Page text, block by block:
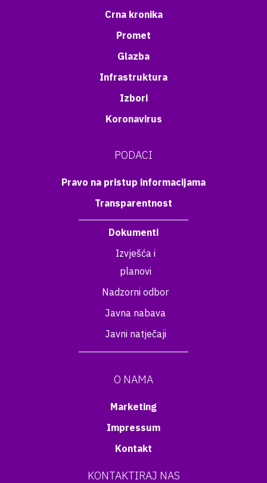
Crna kronika
Promet
Glazba
Infrastruktura
Izbori
Koronavirus
PODACI
Pravo na pristup informacijama
Transparentnost
Dokumenti
Izvješća i
planovi
Nadzorni odbor
Javna nabava
Javni natječaji
O NAMA
Marketing
Impressum
Kontakt
KONTAKTIRAJ NAS